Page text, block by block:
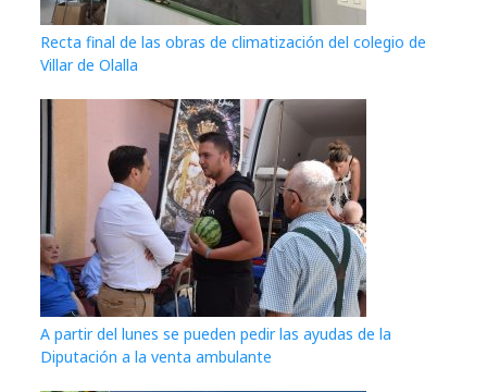
Recta final de las obras de climatización del colegio de
Villar de Olalla
A partir del lunes se pueden pedir las ayudas de la
Diputación a la venta ambulante